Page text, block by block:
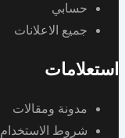
حسابي
جميع الاعلانات
استعلامات
مدونة ومقالات
شروط الاستخدام